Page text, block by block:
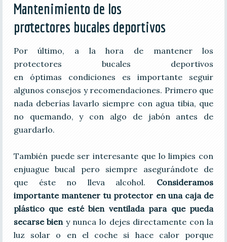
Mantenimiento de los
protectores bucales deportivos
Por último, a la hora de mantener los
protectores bucales deportivos
en óptimas condiciones es importante seguir
algunos consejos y recomendaciones. Primero que
nada deberías lavarlo siempre con agua tibia, que
no quemando, y con algo de jabón antes de
guardarlo.
También puede ser interesante que lo limpies con
enjuague bucal pero siempre asegurándote de
que éste no lleva alcohol. Consideramos
importante mantener tu protector en una caja de
plástico que esté bien ventilada para que pueda
secarse bien y nunca lo dejes directamente con la
luz solar o en el coche si hace calor porque